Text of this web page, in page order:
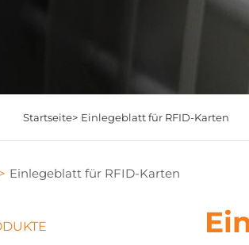
Startseite> Einlegeblatt für RFID-Karten
Einlegeblatt für RFID-Karten